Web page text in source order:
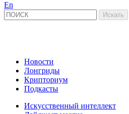
En
Новости
Лонгриды
Крипториум
Подкасты
Искусственный интеллект